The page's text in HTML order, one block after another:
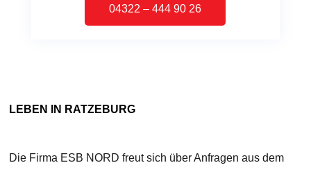
04322 – 444 90 26
LEBEN IN RATZEBURG
Die Firma ESB NORD freut sich über Anfragen aus dem